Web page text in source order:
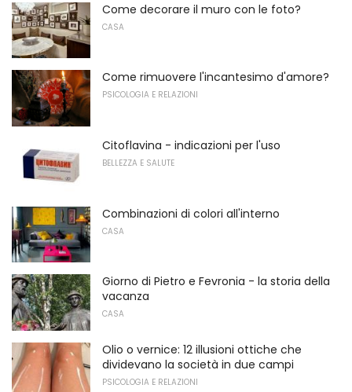
Come decorare il muro con le foto?
CASA
Come rimuovere l'incantesimo d'amore?
PSICOLOGIA E RELAZIONI
Citoflavina - indicazioni per l'uso
BELLEZZA E SALUTE
Combinazioni di colori all'interno
CASA
Giorno di Pietro e Fevronia - la storia della
vacanza
CASA
Olio o vernice: 12 illusioni ottiche che
dividevano la società in due campi
PSICOLOGIA E RELAZIONI